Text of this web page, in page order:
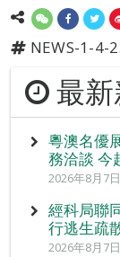
NEWS-1-4-
最
粵澳名優
務洽談 今
2026年8月7
經科局聯
行逃生疏
2026年8月7